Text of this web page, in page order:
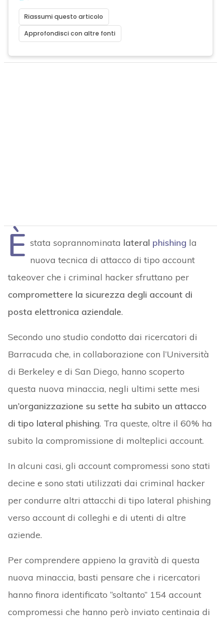
Riassumi questo articolo
Approfondisci con altre fonti
È stata soprannominata lateral phishing la
nuova tecnica di attacco di tipo account
takeover che i criminal hacker sfruttano per
compromettere la sicurezza degli account di
posta elettronica aziendale.
Secondo uno studio condotto dai ricercatori di
Barracuda che, in collaborazione con l’Università
di Berkeley e di San Diego, hanno scoperto
questa nuova minaccia, negli ultimi sette mesi
un’organizzazione su sette ha subito un attacco
di tipo lateral phishing. Tra queste, oltre il 60% ha
subito la compromissione di molteplici account.
In alcuni casi, gli account compromessi sono stati
decine e sono stati utilizzati dai criminal hacker
per condurre altri attacchi di tipo lateral phishing
verso account di colleghi e di utenti di altre
aziende.
Per comprendere appieno la gravità di questa
nuova minaccia, basti pensare che i ricercatori
hanno finora identificato “soltanto” 154 account
compromessi che hanno però inviato centinaia di